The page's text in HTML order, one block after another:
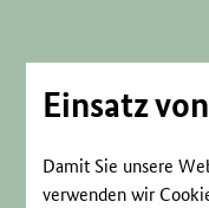
Einsatz
Damit Sie unsere
verwenden wir